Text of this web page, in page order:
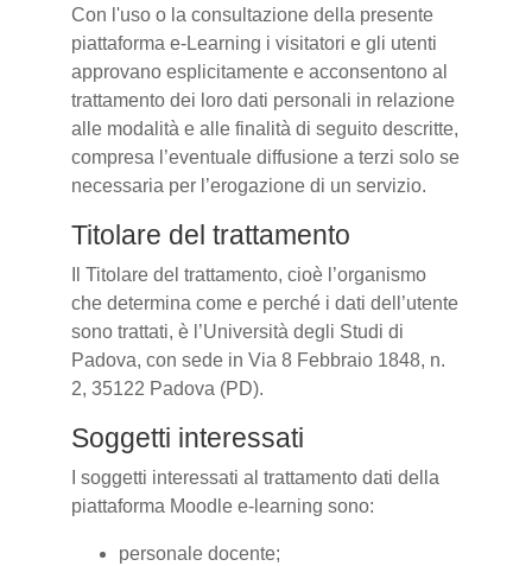
Con l'uso o la consultazione della presente
piattaforma e-Learning i visitatori e gli utenti
approvano esplicitamente e acconsentono al
trattamento dei loro dati personali in relazione
alle modalità e alle finalità di seguito descritte,
compresa l’eventuale diffusione a terzi solo se
necessaria per l’erogazione di un servizio.
Titolare del trattamento
Il Titolare del trattamento, cioè l’organismo
che determina come e perché i dati dell’utente
sono trattati, è l’Università degli Studi di
Padova, con sede in Via 8 Febbraio 1848, n.
2, 35122 Padova (PD).
Soggetti interessati
I soggetti interessati al trattamento dati della
piattaforma Moodle e-learning sono:
personale docente;